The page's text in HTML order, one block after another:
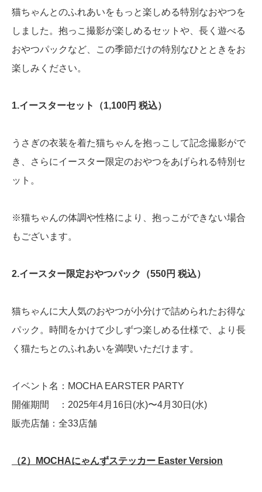
猫ちゃんとのふれあいをもっと楽しめる特別なおやつを
しました。抱っこ撮影が楽しめるセットや、長く遊べる
おやつパックなど、この季節だけの特別なひとときをお
楽しみください。
1.イースターセット（1,100円 税込）
うさぎの衣装を着た猫ちゃんを抱っこして記念撮影がで
き、さらにイースター限定のおやつをあげられる特別セ
ット。
※猫ちゃんの体調や性格により、抱っこができない場合
もございます。
2.イースター限定おやつパック（550円 税込）
猫ちゃんに大人気のおやつが小分けで詰められたお得な
パック。時間をかけて少しずつ楽しめる仕様で、より長
く猫たちとのふれあいを満喫いただけます。
イベント名：MOCHA EARSTER PARTY
開催期間 ：2025年4月16日(水)〜4月30日(水)
販売店舗：全33店舗
（2）MOCHAにゃんずステッカー Easter Version